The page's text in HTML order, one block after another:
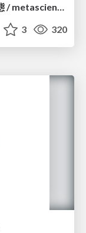
YouTubeにおける撤回論文の参照実態 / metascience-meetup2026
3 320